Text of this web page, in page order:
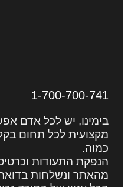
1-700-700-741
בימינו, יש לכל אדם
מקצועית לכל תחום
כמוה.
הנפקת התעודות
מהאתר ונשלחות